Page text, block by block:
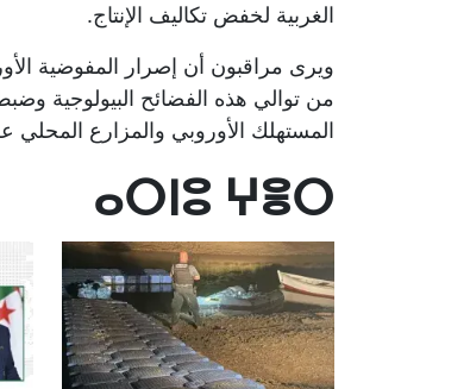
الغربية لخفض تكاليف الإنتاج.
ويرى مراقبون أن إصرار المفوضية
من توالي هذه الفضائح البيولوجية
المستهلك الأوروبي والمزارع
ⴰⵔⵏⵓ ⵖⴻⵔ